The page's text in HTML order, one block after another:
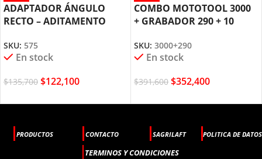
ADAPTADOR ÁNGULO
RECTO – ADITAMENTO
(575)
SKU: 575
En stock
$135,700 $122,100
COMBO MOTOTOOL 3000
+ GRABADOR 290 + 10
SKU: 3000+290
En stock
$391,600 $352,400
PRODUCTOS CONTACTO SAGRILAFT POLITICA DE DATOS
TERMINOS Y CONDICIONES